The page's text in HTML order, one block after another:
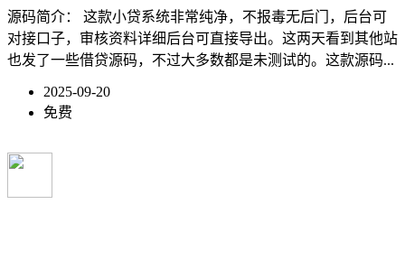
源码简介： 这款小贷系统非常纯净，不报毒无后门，后台可
对接口子，审核资料详细后台可直接导出。这两天看到其他站
也发了一些借贷源码，不过大多数都是未测试的。这款源码...
2025-09-20
免费